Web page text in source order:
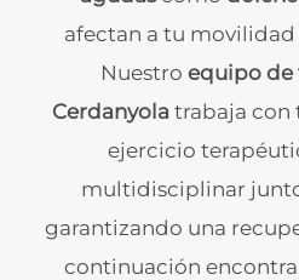
afectan a tu
Nuestro equipo de
Cerdanyola trabaja con
ejercicio
multidisciplinar
garantizando una
continuación